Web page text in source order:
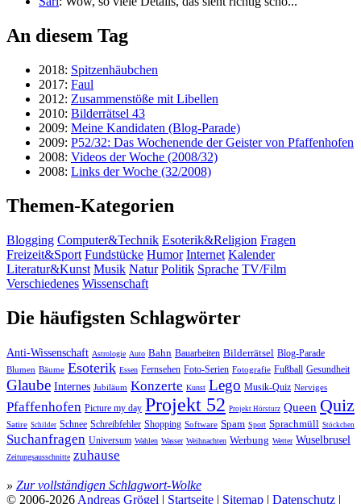
An diesem Tag
2018: Spitzenhäubchen
2017: Faul
2012: Zusammenstöße mit Libellen
2010: Bilderrätsel 43
2009: Meine Kandidaten (Blog-Parade)
2009: P52/32: Das Wochenende der Geister von Pfaffenhofen
2008: Videos der Woche (2008/32)
2008: Links der Woche (32/2008)
Themen-Kategorien
Blogging Computer&Technik Esoterik&Religion Fragen
Freizeit&Sport Fundstücke Humor Internet Kalender
Literatur&Kunst Musik Natur Politik Sprache TV/Film
Verschiedenes Wissenschaft
Die häufigsten Schlagwörter
Anti-Wissenschaft Astrologie Auto Bahn Bauarbeiten Bilderrätsel Blog-Parade
Blumen Bäume Esoterik Essen Fernsehen Foto-Serien Fotografie Fußball Gesundheit
Glaube Internes Jubiläum Konzerte Kunst Lego Musik-Quiz Nerviges
Pfaffenhofen Picture my day Projekt 52 Projekt Hörsturz Queen Quiz
Satire Schilder Schnee Schreibfehler Shopping Software Spam Sport Sprachmüll Stöckchen
Suchanfragen Universum Wahlen Wasser Weihnachten Werbung Wetter Wuselbrusel
Zeitungsausschnitte zuhause
» Zur vollständigen Schlagwort-Wolke
© 2006-2026 Andreas Grögel | Startseite | Sitemap | Datenschutz |